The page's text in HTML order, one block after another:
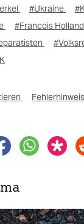
#Ukraine
#Francois
Fehlerhinweis